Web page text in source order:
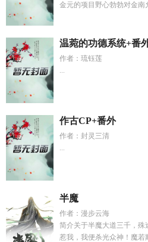
金元的项目野心勃勃对金南
温菀的功德系统+番
作者：琉钰莲
...
作古CP+番外
作者：封灵三清
...
半魔
作者：漫步云海
简介关于半魔大道三千，殊
惹我，我便杀光众神！魔若